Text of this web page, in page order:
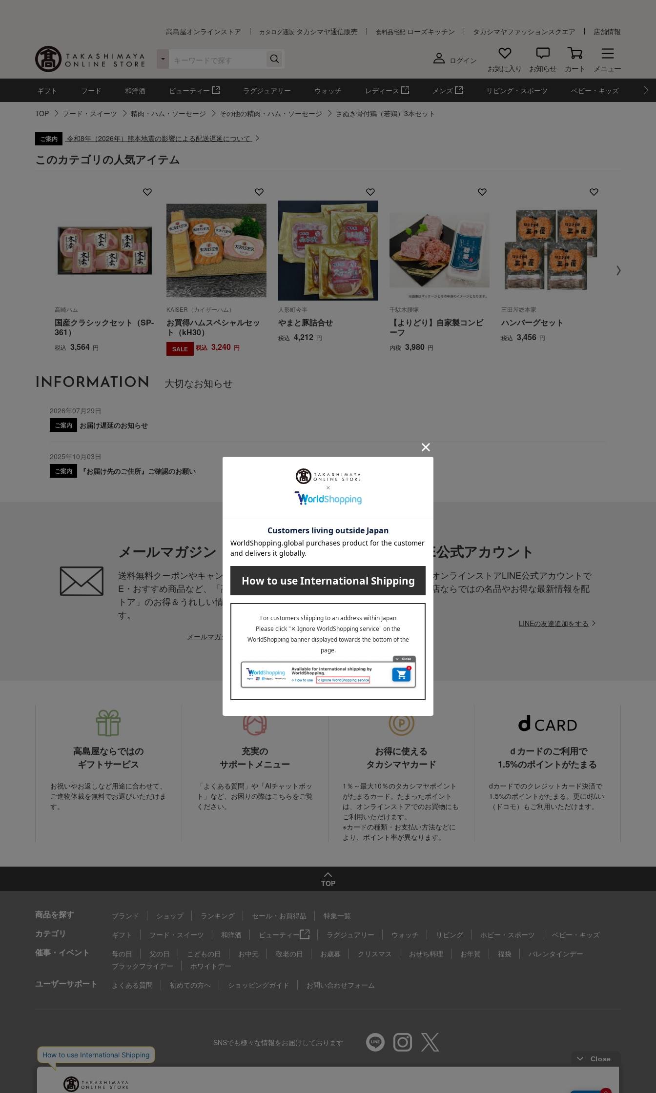
高島屋オンラインストア カタログ通販 タカシマヤ通信販売 食料品宅配 ローズキッチン タカシマヤファッションスクエア 店舗情報
ログイン
お気に入り お知らせ カート メニュー
ギフト フード 和洋酒 ビューティー ラグジュアリー ウォッチ レディース メンズ リビング・スポーツ ベビー・キッズ
TOP フード・スイーツ 精肉・ハム・ソーセージ その他の精肉・ハム・ソーセージ さぬき骨付鶏（若鶏）3本セット
ご案内 令和8年（2026年）熊本地震の影響による配送遅延について
このカテゴリの人気アイテム
高崎ハム
国産クラシックセット（SP-
361）
税込 3,564 円
KAISER（カイザーハム）
お買得ハムスペシャルセッ
ト（kH30）
SALE 税込 3,240 円
人形町今半
やまと豚詰合せ
税込 4,212 円
千駄木腰塚
【よりどり】自家製コンビ
ーフ
内税 3,980 円
三田屋総本家
ハンバーグセット
税込 3,456 円
INFORMATION 大切なお知らせ
2026年07月29日
ご案内 お届け遅延のお知らせ
2025年10月03日
ご案内 『お届け先のご住所』ご確認のお願い
メールマガジン
送料無料クーポンやキャンペーン、新着・SAL
E・おすすめ商品など、「高島屋オンラインス
トア」のお得＆うれしい情報をお届けいたしま
す。
メールマガジンについて詳しく見る
LINE公式アカウント
高島屋オンラインストアLINE公式アカウントで
は百貨店ならではの名品やお得な最新情報を配
信中！
LINEの友達追加をする
高島屋ならではの
ギフトサービス
お祝いやお返しなど用途に合わせて、
ご進物体裁を無料でお選びいただけま
す。
充実の
サポートメニュー
「よくある質問」や「AIチャットボッ
ト」など、お困りの際はこちらをご覧
ください。
お得に使える
タカシマヤカード
1％～最大10％のタカシマヤポイント
がたまるカード。たまったポイント
は、オンラインストアでのお買物にも
ご利用いただけます。
※カードの種類・お支払い方法などに
より、ポイント率が異なります。
ｄカードのご利用で
1.5%のポイントがたまる
dカードでのクレジットカード決済で
1.5%のポイントがたまる。更にd払い
（ドコモ）もご利用いただけます。
TOP
商品を探す ブランド ショップ ランキング セール・お買得品 特集一覧
カテゴリ ギフト フード・スイーツ 和洋酒 ビューティー ラグジュアリー ウォッチ リビング ホビー・スポーツ ベビー・キッズ
催事・イベント 母の日 父の日 こどもの日 お中元 敬老の日 お歳暮 クリスマス おせち料理 お年賀 福袋
バレンタインデー
ブラックフライデー
ホワイトデー
ユーザーサポート よくある質問 初めての方へ ショッピングガイド お問い合わせフォーム
SNSでも様々な情報をお届けしております